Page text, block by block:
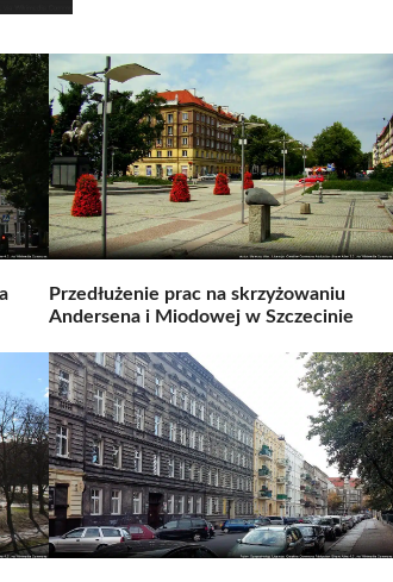
Przedłużenie prac na skrzyżowaniu
Andersena i Miodowej w Szczecinie